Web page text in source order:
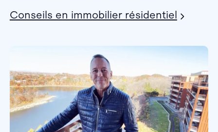
Conseils en immobilier résidentiel